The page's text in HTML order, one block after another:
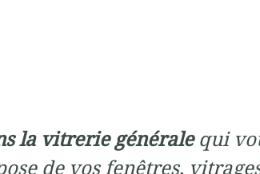
la vitrerie généralequi
de vos fenêtres,